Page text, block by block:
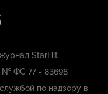
StarHit
№ ФС 77 - 83698
по надзору в